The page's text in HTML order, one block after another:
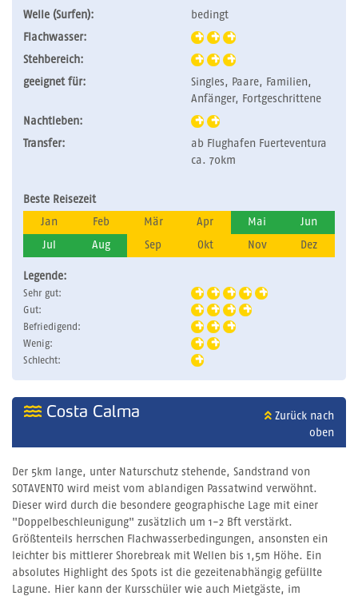
Welle (Surfen):
bedingt
Flachwasser:
Stehbereich:
geeignet für:
Singles, Paare, Familien,
Anfänger, Fortgeschrittene
Nachtleben:
Transfer:
ab Flughafen Fuerteventura
ca. 70km
Beste Reisezeit
Jan Feb Mär Apr Mai Jun
Jul Aug Sep Okt Nov Dez
Legende:
Sehr gut:
Gut:
Befriedigend:
Wenig:
Schlecht:
Costa Calma
Zurück nach
oben
Der 5km lange, unter Naturschutz stehende, Sandstrand von
SOTAVENTO wird meist vom ablandigen Passatwind verwöhnt.
Dieser wird durch die besondere geographische Lage mit einer
"Doppelbeschleunigung" zusätzlich um 1-2 Bft verstärkt.
Größtenteils herrschen Flachwasserbedingungen, ansonsten ein
leichter bis mittlerer Shorebreak mit Wellen bis 1,5m Höhe. Ein
absolutes Highlight des Spots ist die gezeitenabhängig gefüllte
Lagune. Hier kann der Kursschüler wie auch Mietgäste, im